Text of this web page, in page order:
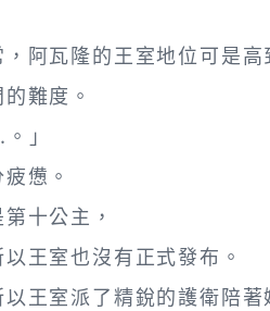
阿瓦隆的王室地位可是高
難度。
」
憊。
十公主，
王室也沒有正式發布。
王室派了精銳的護衛陪著